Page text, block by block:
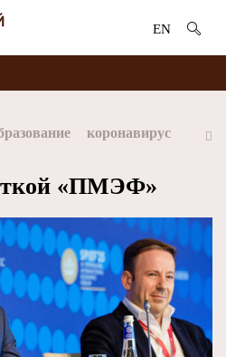
EN
коронавирус
край Таймыр Дудинка
Арктика
хоккей
«ПМЭФ»